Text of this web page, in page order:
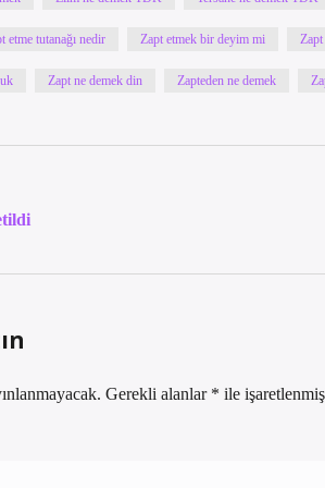
etme tutanağı nedir Zapt etmek bir deyim mi Zapt
Zapt ne demek din Zapteden ne demek
Gerekli alanlar * ile